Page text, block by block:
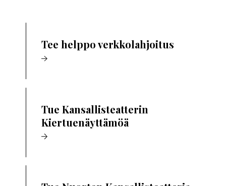
Tee helppo verkkolahjoitus
Tue Kansallisteatterin
Kiertuenäyttämöä